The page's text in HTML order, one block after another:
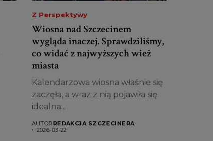
Z Perspektywy
Wiosna nad Szczecinem
wygląda inaczej. Sprawdziliśmy,
co widać z najwyższych wież
miasta
Kalendarzowa wiosna właśnie się
zaczęła, a wraz z nią pojawiła się
idealna...
AUTOR REDAKCJA SZCZECINERA
2026-03-22